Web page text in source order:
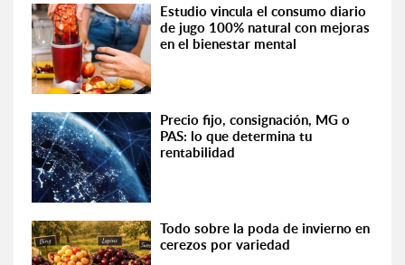
Estudio vincula el consumo diario
de jugo 100% natural con mejoras
en el bienestar mental
Precio fijo, consignación, MG o
PAS: lo que determina tu
rentabilidad
Todo sobre la poda de invierno en
cerezos por variedad